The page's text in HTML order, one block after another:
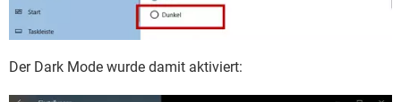
Der Dark Mode wurde damit aktiviert: